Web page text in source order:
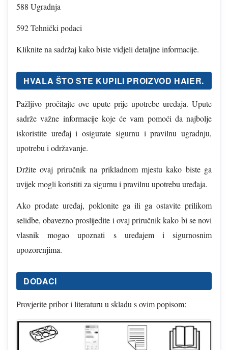
588 Ugradnja
592 Tehnički podaci
Kliknite na sadržaj kako biste vidjeli detaljne informacije.
HVALA ŠTO STE KUPILI PROIZVOD HAIER.
Pažljivo pročitajte ove upute prije upotrebe uređaja. Upute
sadrže važne informacije koje će vam pomoći da najbolje
iskoristite uređaj i osigurate sigurnu i pravilnu ugradnju,
upotrebu i održavanje.
Držite ovaj priručnik na prikladnom mjestu kako biste ga
uvijek mogli koristiti za sigurnu i pravilnu upotrebu uređaja.
Ako prodate uređaj, poklonite ga ili ga ostavite prilikom
selidbe, obavezno proslijedite i ovaj priručnik kako bi se novi
vlasnik mogao upoznati s uređajem i sigurnosnim
upozorenjima.
DODACI
Provjerite pribor i literaturu u skladu s ovim popisom: